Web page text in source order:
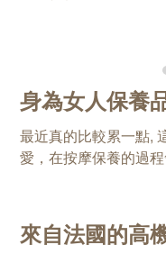
身為女人保養
最近真的比較累一點,
愛，在按摩保養的過
來自法國的高